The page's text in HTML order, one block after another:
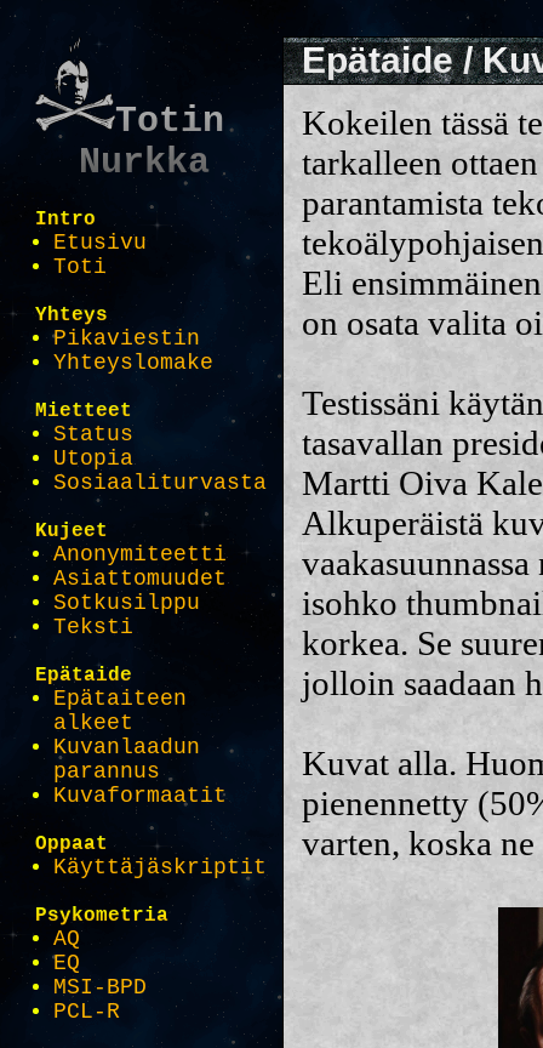
Totin
Nurkka
Intro
Etusivu
Toti
Yhteys
Pikaviestin
Yhteyslomake
Mietteet
Status
Utopia
Sosiaaliturvasta
Kujeet
Anonymiteetti
Asiattomuudet
Sotkusilppu
Teksti
Epätaide
Epätaiteen
alkeet
Kuvanlaadun
parannus
Kuvaformaatit
Oppaat
Käyttäjäskriptit
Psykometria
AQ
EQ
MSI-BPD
PCL-R
Epätaide /
Kokeilen tässä
tarkalleen
parantamista
Eli
on osata valita
Testissäni
tasavallan
Martti Oiva
Alkuperäistä
isohko
korkea. Se
jolloin saadaan
Kuvat alla.
pienennetty
varten, koska